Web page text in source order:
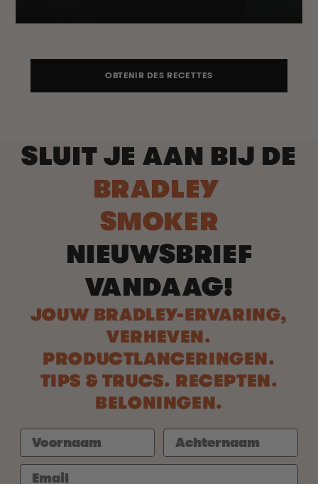
OBTENIR DES RECETTES
SLUIT JE AAN BIJ DE
BRADLEY
SMOKER
NIEUWSBRIEF
VANDAAG!
JOUW BRADLEY-ERVARING,
VERHEVEN.
PRODUCTLANCERINGEN.
TIPS & TRUCS. RECEPTEN.
BELONINGEN.